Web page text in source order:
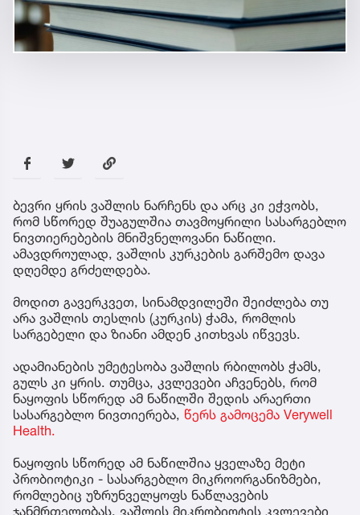
ბევრი ყრის ვაშლის ნარჩენს და არც კი ეჭვობს,
რომ სწორედ შუაგულშია თავმოყრილი სასარგებლო
ნივთიერებების მნიშვნელოვანი ნაწილი.
ამავდროულად, ვაშლის კურკების გარშემო დავა
დღემდე გრძელდება.
მოდით გავერკვეთ, სინამდვილეში შეიძლება თუ
არა ვაშლის თესლის (კურკის) ჭამა, რომლის
სარგებელი და ზიანი ამდენ კითხვას იწვევს.
ადამიანების უმეტესობა ვაშლის რბილობს ჭამს,
გულს კი ყრის. თუმცა, კვლევები აჩვენებს, რომ
ნაყოფის სწორედ ამ ნაწილში შედის არაერთი
სასარგებლო ნივთიერება, წერს გამოცემა Verywell
Health.
ნაყოფის სწორედ ამ ნაწილშია ყველაზე მეტი
პრობიოტიკი - სასარგებლო მიკროორგანიზმები,
რომლებიც უზრუნველყოფს ნაწლავების
ჯანმრთელობას. ვაშლის მიკრობიოტის კვლევები